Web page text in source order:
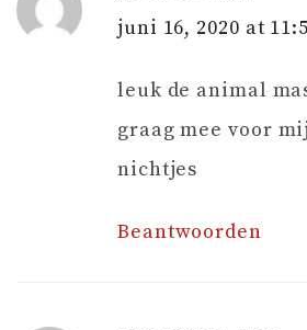
juni 16, 2020 at
leuk de animal
graag mee voor
nichtjes
Beantwoorden